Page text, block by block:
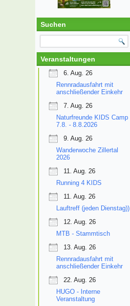
Suchen
Veranstaltungen
6. Aug. 26
Rennradausfahrt mit
anschließender Einkehr
7. Aug. 26
Naturfreunde KIDS Camp
7.8. - 8.8.2026
9. Aug. 26
Wanderwoche Zillertal
2026
11. Aug. 26
Running 4 KIDS
11. Aug. 26
Lauftreff (jeden Dienstag))
12. Aug. 26
MTB - Stammtisch
13. Aug. 26
Rennradausfahrt mit
anschließender Einkehr
22. Aug. 26
HUGO - Interne
Veranstaltung